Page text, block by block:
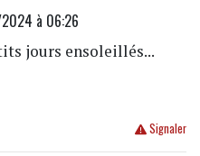
à 06:26
jours ensoleillés...
Signaler